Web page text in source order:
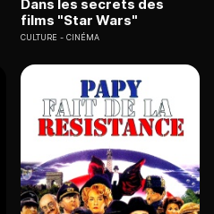
Dans les secrets des
films "Star Wars"
CULTURE CINÉMA